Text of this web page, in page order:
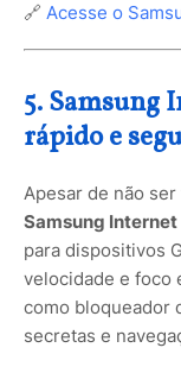
🔗 Acesse o
5. Samsung
rápido e
Apesar de não
Samsung Internet
para dispositivos
velocidade e foco
como bloqueador
secretas e